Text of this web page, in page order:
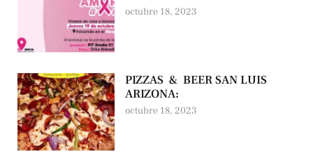
octubre 18, 2023
PIZZAS & BEER SAN LUIS
ARIZONA:
octubre 18, 2023